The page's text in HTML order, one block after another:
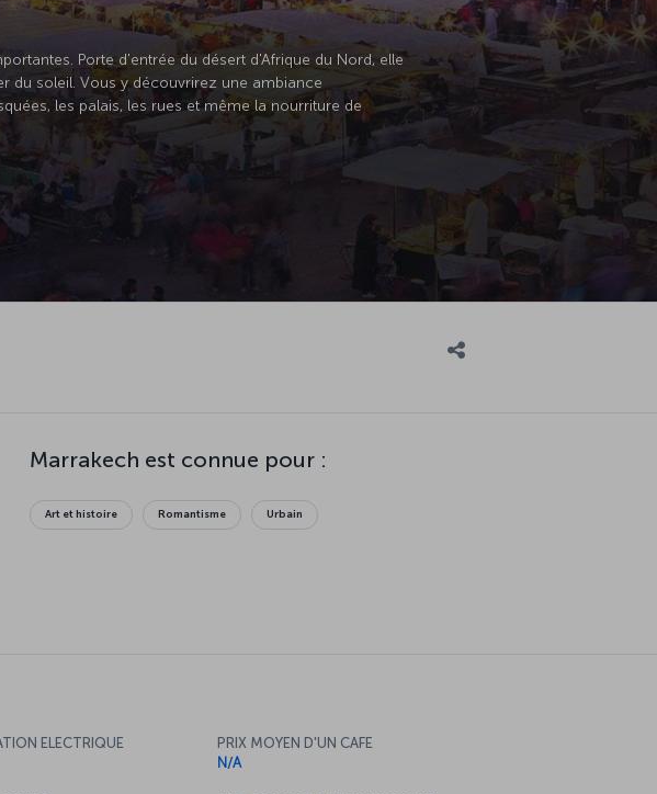
Porte d'entrée du désert d'Afrique du Nord, elle
du soleil. Vous y découvrirez une ambiance
les palais, les rues et même la nourriture de
Marrakech est connue pour :
Art et histoire Romantisme Urbain
ELECTRIQUE
PRIX MOYEN D'UN CAFE
N/A